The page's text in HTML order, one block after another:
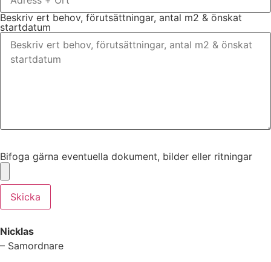
Beskriv ert behov, förutsättningar, antal m2 & önskat
startdatum
Bifoga gärna eventuella dokument, bilder eller ritningar
Skicka
Nicklas
– Samordnare